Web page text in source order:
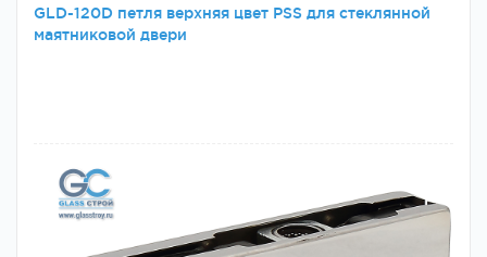
GLD-120D петля верхняя цвет PSS для стеклянной
маятниковой двери